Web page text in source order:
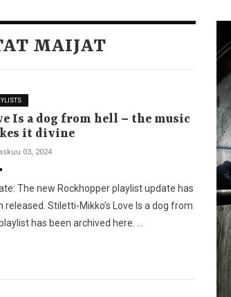
MAIJAT
Is a dog from hell – the music
it divine
03, 2024
The new Rockhopper playlist update has
released. Stiletti-Mikko’s Love Is a dog from
has been archived here. …